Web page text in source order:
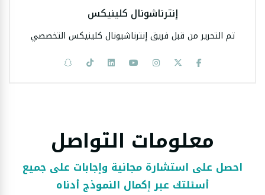
إنترناشونال كلينيكس
تم التحرير من قبل فريق إنترناشيونال كلينيكس التخصصي
معلومات التواصل
احصل على استشارة مجانية وإجابات على جميع
أسئلتك عبر إكمال النموذج أدناه